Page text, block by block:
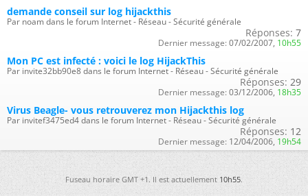
demande conseil sur log hijackthis
Par noam dans le forum Internet - Réseau - Sécurité générale
Réponses: 7
Dernier message: 07/02/2007, 10h55
Mon PC est infecté : voici le log HijackThis
Par invite32bb90e8 dans le forum Internet - Réseau - Sécurité générale
Réponses: 29
Dernier message: 03/12/2006, 18h35
Virus Beagle- vous retrouverez mon Hijackthis log
Par invitef3475ed4 dans le forum Internet - Réseau - Sécurité générale
Réponses: 12
Dernier message: 12/04/2006, 19h54
Fuseau horaire GMT +1. Il est actuellement 10h55.